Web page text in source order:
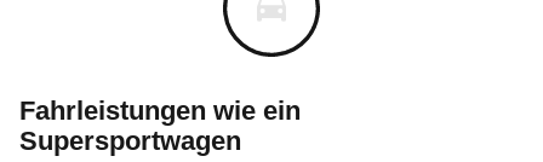
Fahrleistungen wie ein
Supersportwagen